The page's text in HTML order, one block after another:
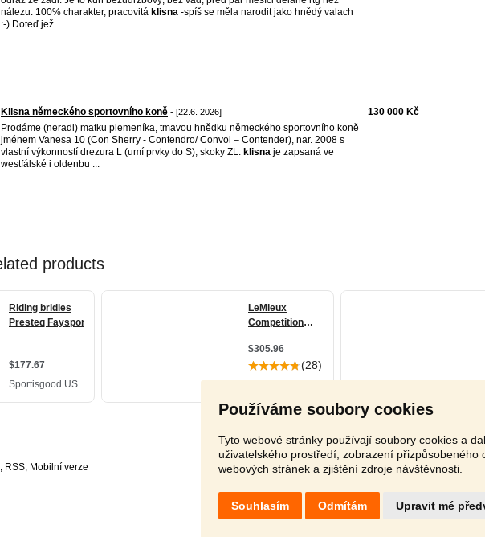
Používáme soubory cookies
Tyto webové stránky používají soubory cookies a
uživatelského prostředí, zobrazení přizpůsobeného
webových stránek a zjištění zdroje návštěvnosti.
Souhlasím Odmítám Upravit mé
nálezu. 100% charakter, pracovitá klisna -spíš se měla narodit jako hnědý valach
:-) Doteď jež ...
Klisna německého sportovního koně - [22.6. 2026]
Prodáme (neradi) matku plemeníka, tmavou hnědku německého sportovního koně
jménem Vanesa 10 (Con Sherry - Contendro/ Convoi – Contender), nar. 2008 s
vlastní výkonností drezura L (umí prvky do S), skoky ZL. klisna je zapsaná ve
westfálské i oldenbu ...
130 000 Kč
, RSS,